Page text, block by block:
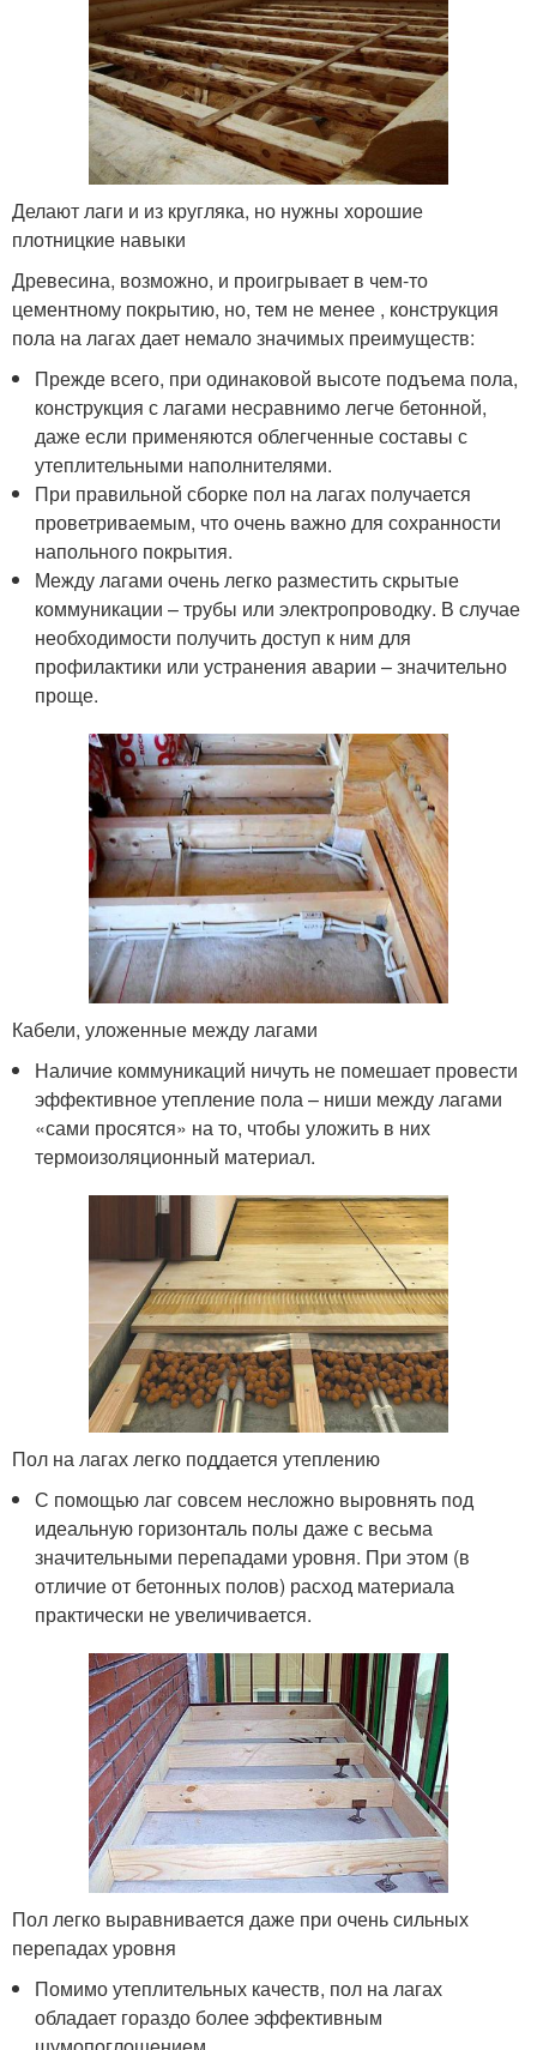
Делают лаги и из кругляка, но нужны хорошие
плотницкие навыки
Древесина, возможно, и проигрывает в чем-то
цементному покрытию, но, тем не менее , конструкция
пола на лагах дает немало значимых преимуществ:
Прежде всего, при одинаковой высоте подъема пола,
конструкция с лагами несравнимо легче бетонной,
даже если применяются облегченные составы с
утеплительными наполнителями.
При правильной сборке пол на лагах получается
проветриваемым, что очень важно для сохранности
напольного покрытия.
Между лагами очень легко разместить скрытые
коммуникации – трубы или электропроводку. В случае
необходимости получить доступ к ним для
профилактики или устранения аварии – значительно
проще.
Кабели, уложенные между лагами
Наличие коммуникаций ничуть не помешает провести
эффективное утепление пола – ниши между лагами
«сами просятся» на то, чтобы уложить в них
термоизоляционный материал.
Пол на лагах легко поддается утеплению
С помощью лаг совсем несложно выровнять под
идеальную горизонталь полы даже с весьма
значительными перепадами уровня. При этом (в
отличие от бетонных полов) расход материала
практически не увеличивается.
Пол легко выравнивается даже при очень сильных
перепадах уровня
Помимо утеплительных качеств, пол на лагах
обладает гораздо более эффективным